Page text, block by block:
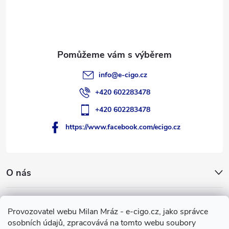
Provozovatel webu Milan Mráz - e-cigo.cz, jako správce
osobních údajů, zpracovává na tomto webu soubory
O nás
info@e-cigo.cz
+420 602283478
+420 602283478
https://www.facebook.com/ecigo.cz